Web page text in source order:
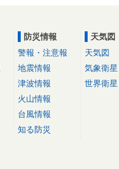
防災情報
警報・注意報
地震情報
津波情報
火山情報
台風情報
知る防災
天気図
天気図
気象衛星
世界衛星